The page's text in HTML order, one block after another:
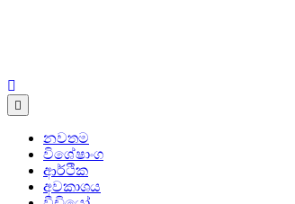
aithiya
Human Rights News
නවතම
විශේෂාංග
ආර්ථික
අවකාශය